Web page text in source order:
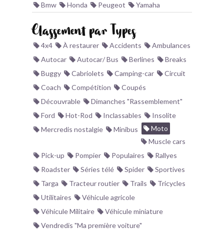
MODÈLES ET MARQUES
COMMENT FONCTIONNE BLV ?
Bmw Honda Peugeot Yamaha
Classement par Types
4x4 À restaurer Accidents
Ambulances
Autocar
Autocar/ Bus Berlines
Breaks
Buggy
Cabriolets Camping-car
Circuit
Coach
Compétition
Coupés
Découvrable
Dimanches "Rassemblement"
Ford
Hot-Rod Inclassables
Insolite
Mercredis nostalgie
Minibus
Moto
Muscle cars
Pick-up
Pompier Populaires
Rallyes
Roadster
Séries télé Spider
Sportives
Targa
Tracteur routier Trails
Tricycles
Utilitaires
Véhicule agricole
Véhicule Militaire
Véhicule miniature
Vendredis "Ma première voiture"